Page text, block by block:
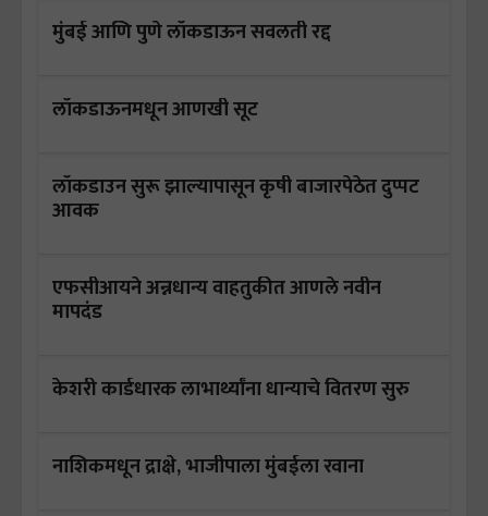
मुंबई आणि पुणे लॉकडाऊन सवलती रद्द
लॉकडाऊनमधून आणखी सूट
लॉकडाउन सुरू झाल्यापासून कृषी बाजारपेठेत दुप्पट
आवक
एफसीआयने अन्नधान्य वाहतुकीत आणले नवीन
मापदंड
केशरी कार्डधारक लाभार्थ्यांना धान्याचे वितरण सुरु
नाशिकमधून द्राक्षे, भाजीपाला मुंबईला रवाना